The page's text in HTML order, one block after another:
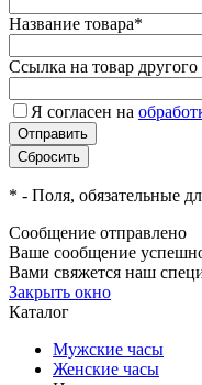
Название товара*
Ссылка на товар другого
Я согласен на
* - Поля, обязательные
Сообщение отправлено
Ваше сообщение
Вами свяжется наш
Закрыть окно
Каталог
Мужские часы
Женские часы